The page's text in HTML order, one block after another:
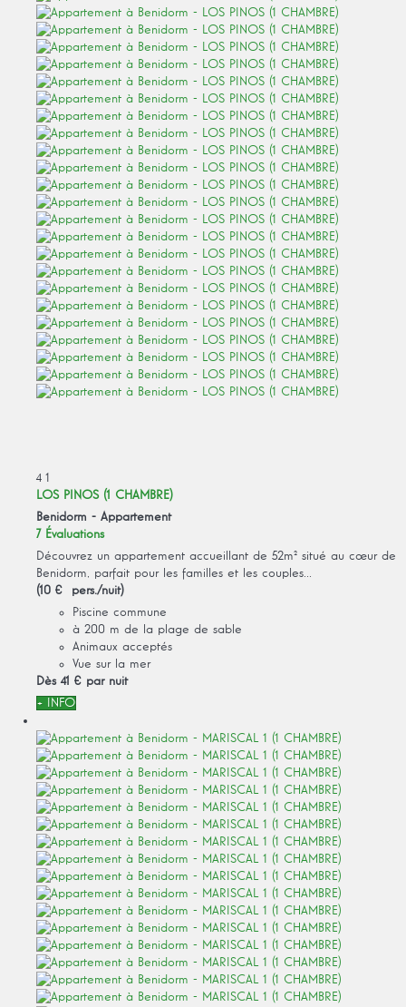
4 1
LOS PINOS (1 CHAMBRE)
Benidorm - Appartement
7 Évaluations
Découvrez un appartement accueillant de 52m² situé au cœur de
Benidorm, parfait pour les familles et les couples...
(10 € pers./nuit)
Piscine commune
à 200 m de la plage de sable
Animaux acceptés
Vue sur la mer
Dès 41 € par nuit
+ INFO